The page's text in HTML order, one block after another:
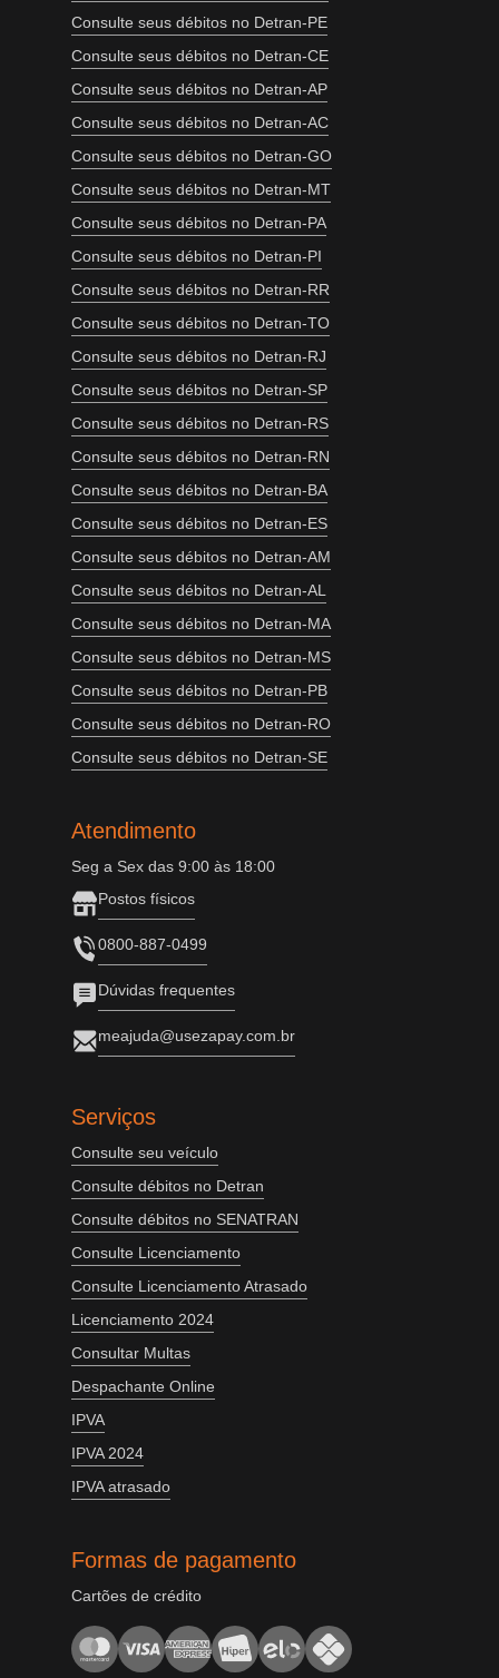
Consulte seus débitos no Detran-PE
Consulte seus débitos no Detran-CE
Consulte seus débitos no Detran-AP
Consulte seus débitos no Detran-AC
Consulte seus débitos no Detran-GO
Consulte seus débitos no Detran-MT
Consulte seus débitos no Detran-PA
Consulte seus débitos no Detran-PI
Consulte seus débitos no Detran-RR
Consulte seus débitos no Detran-TO
Consulte seus débitos no Detran-RJ
Consulte seus débitos no Detran-SP
Consulte seus débitos no Detran-RS
Consulte seus débitos no Detran-RN
Consulte seus débitos no Detran-BA
Consulte seus débitos no Detran-ES
Consulte seus débitos no Detran-AM
Consulte seus débitos no Detran-AL
Consulte seus débitos no Detran-MA
Consulte seus débitos no Detran-MS
Consulte seus débitos no Detran-PB
Consulte seus débitos no Detran-RO
Consulte seus débitos no Detran-SE
Atendimento
Seg a Sex das 9:00 às 18:00
Postos físicos
0800-887-0499
Dúvidas frequentes
meajuda@usezapay.com.br
Serviços
Consulte seu veículo
Consulte débitos no Detran
Consulte débitos no SENATRAN
Consulte Licenciamento
Consulte Licenciamento Atrasado
Licenciamento 2024
Consultar Multas
Despachante Online
IPVA
IPVA 2024
IPVA atrasado
Formas de pagamento
Cartões de crédito